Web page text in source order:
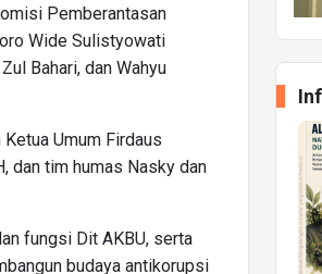
Pemberantasan
Wide Sulistyowati
Bahari, dan Wahyu
Umum Firdaus
dan tim humas Nasky dan
fungsi Dit AKBU, serta
budaya antikorupsi